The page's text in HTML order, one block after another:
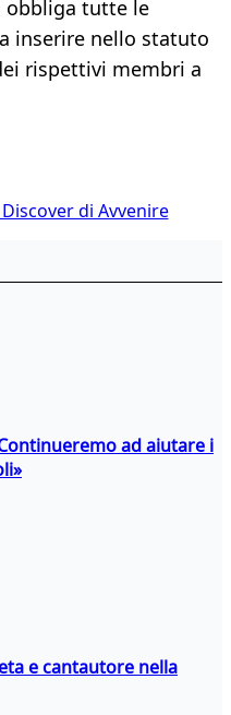
obbliga tutte le
inserire nello statuto
rispettivi membri a
di Avvenire
ad aiutare i
e cantautore nella